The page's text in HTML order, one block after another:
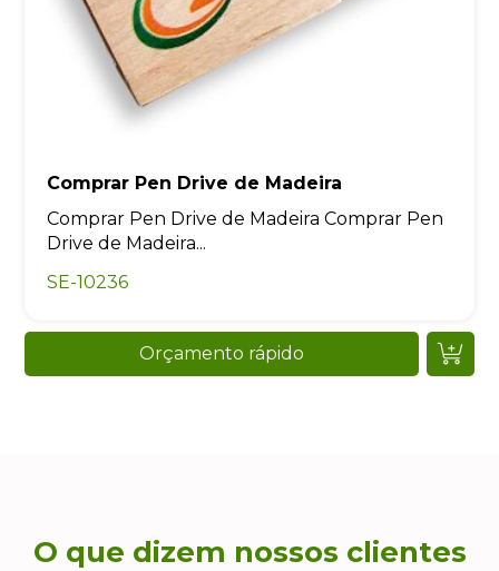
Comprar Pen Drive de Madeira
Comprar Pen Drive de Madeira Comprar Pen
Drive de Madeira...
SE-10236
Orçamento rápido
O que dizem nossos clientes